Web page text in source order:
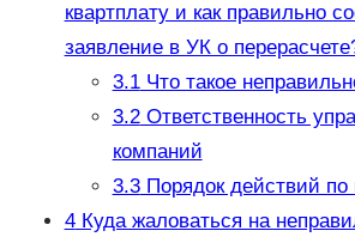
квартплату и как правильно
заявление в УК о
3.1Что такое
3.2Ответственность
компаний
3.3Порядок действий по
4Куда жаловаться на